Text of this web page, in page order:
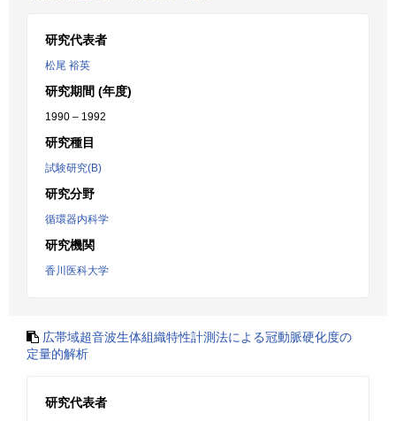
研究代表者
松尾 裕英
研究期間 (年度)
1990 – 1992
研究種目
試験研究(B)
研究分野
循環器内科学
研究機関
香川医科大学
広帯域超音波生体組織特性計測法による冠動脈硬化度の
定量的解析
研究代表者